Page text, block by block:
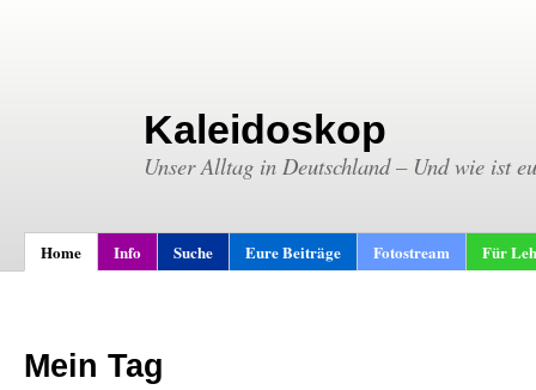
Kaleidoskop
Unser Alltag in Deutschland – Und wie ist
Home Info Suche Eure Beiträge Fotostream Für
Mein Tag